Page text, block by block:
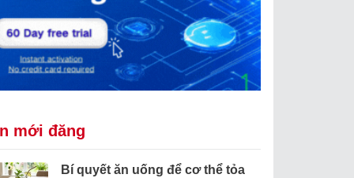
mới đăng
Bí quyết ăn uống để cơ thể tỏa